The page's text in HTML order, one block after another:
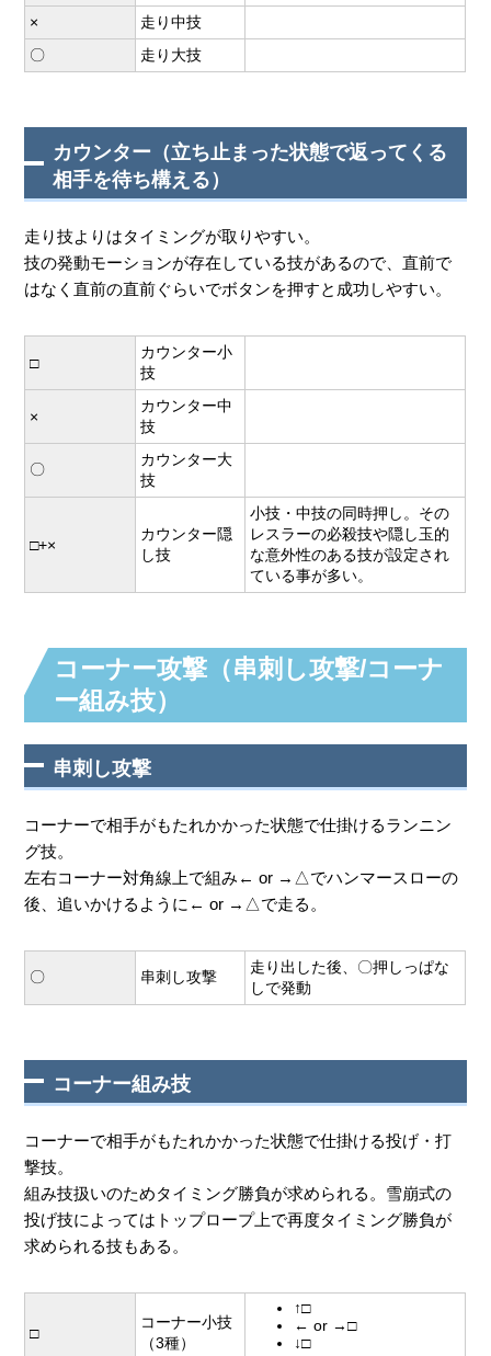
×
走り中技
〇
走り大技
カウンター（立ち止まった状態で返ってくる
相手を待ち構える）
走り技よりはタイミングが取りやすい。
技の発動モーションが存在している技があるので、直前で
はなく直前の直前ぐらいでボタンを押すと成功しやすい。
□
カウンター小
技
×
カウンター中
技
〇
カウンター大
技
□+×
カウンター隠
し技
小技・中技の同時押し。その
レスラーの必殺技や隠し玉的
な意外性のある技が設定され
ている事が多い。
コーナー攻撃（串刺し攻撃/コーナ
ー組み技）
串刺し攻撃
コーナーで相手がもたれかかった状態で仕掛けるランニン
グ技。
左右コーナー対角線上で組み← or →△でハンマースローの
後、追いかけるように← or →△で走る。
〇 串刺し攻撃
走り出した後、〇押しっぱな
しで発動
コーナー組み技
コーナーで相手がもたれかかった状態で仕掛ける投げ・打
撃技。
組み技扱いのためタイミング勝負が求められる。雪崩式の
投げ技によってはトップロープ上で再度タイミング勝負が
求められる技もある。
□
コーナー小技
（3種）
↑□
← or →□
↓□